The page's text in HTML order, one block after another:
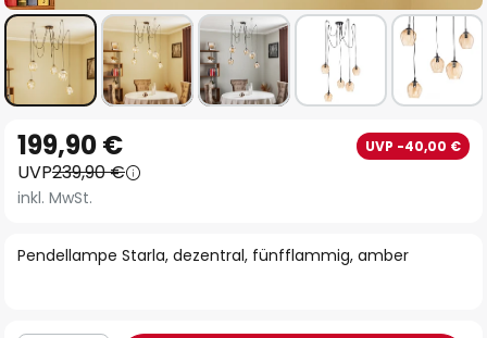
Anfang
der
Bildgalerie
Pendellampe Starla, dezentral, fünfflammig, amber
199,90 € UVP -40,00 €
UVP239,90 €
inkl. MwSt.